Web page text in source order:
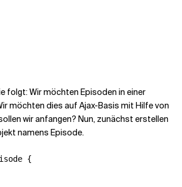
folgt: Wir möchten Episoden in einer
möchten dies auf Ajax-Basis mit Hilfe von
wir anfangen? Nun, zunächst erstellen
namens Episode.
{